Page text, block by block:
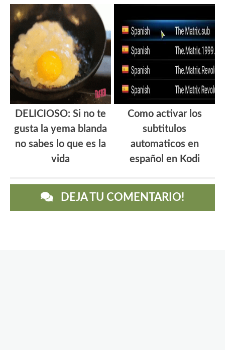
DELICIOSO: Si no te
gusta la yema blanda
no sabes lo que es la
vida
Como activar los
subtitulos
automaticos en
español en Kodi
DEJA TU COMENTARIO!